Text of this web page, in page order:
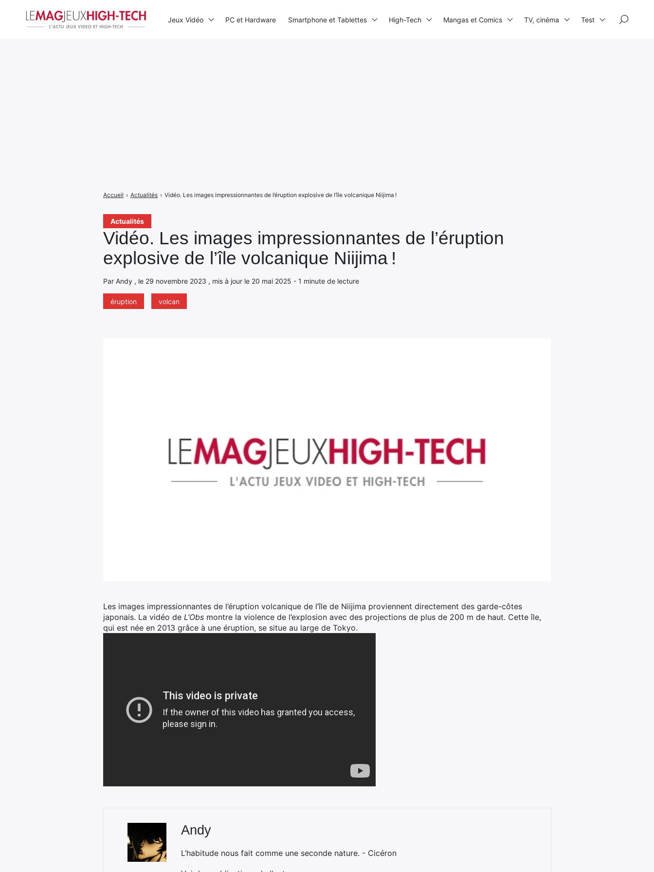
Actualités
Vidéo. Les images impressionnantes de l’éruption
explosive de l’île volcanique Niijima !
Par Andy , le 29 novembre 2023 , mis à jour le 20 mai 2025 - 1 minute de lecture
éruption volcan
Accueil › Actualités › Vidéo. Les images impressionnantes de l’éruption explosive de l’île volcanique Niijima !
Les images impressionnantes de l’éruption volcanique de l’île de Niijima proviennent directement des garde-côtes
japonais. La vidéo de L’Obs montre la violence de l’explosion avec des projections de plus de 200 m de haut. Cette île,
qui est née en 2013 grâce à une éruption, se situe au large de Tokyo.
Andy
L’habitude nous fait comme une seconde nature. - Cicéron
Jeux Vidéo PC et Hardware Smartphone et Tablettes High-Tech Mangas et Comics TV, cinéma Test